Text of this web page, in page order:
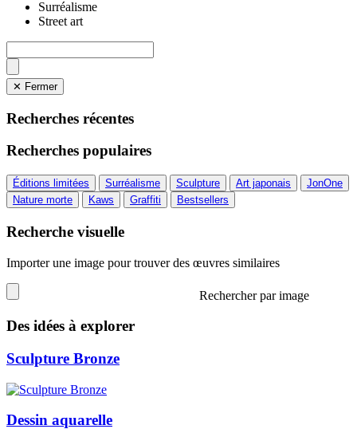
Surréalisme
Street art
✕ Fermer
Recherches récentes
Recherches populaires
Éditions limitées Surréalisme Sculpture Art japonais
JonOne
Nature morte
Kaws Graffiti Bestsellers
Recherche visuelle
Importer une image pour trouver des œuvres similaires
Rechercher par image
Des idées à explorer
Sculpture Bronze
Dessin aquarelle